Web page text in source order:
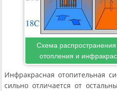
Схема
отопления и
Инфракрасная отопительная
сильно отличается от